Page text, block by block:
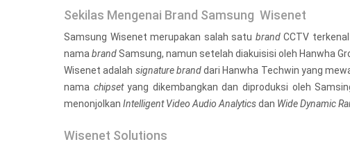
Sekilas Mengenai Brand Samsung Wisenet
Samsung Wisenet merupakan salah satu brandCCTV
nama brand Samsung, namun setelah diakuisisi oleh Hanwha
Wisenet adalah signature branddari Hanwha Techwin yang
nama chipsetyang dikembangkan dan diproduksi oleh
menonjolkan Intelligent Video Audio Analyticsdan Wide Dynamic
Wisenet Solutions